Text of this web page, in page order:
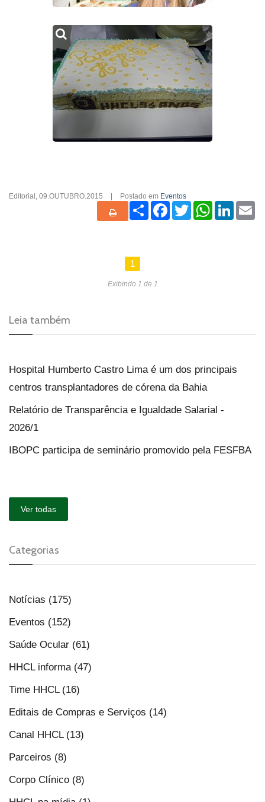
Editorial , 09.OUTUBRO.2015 Postado em Eventos
ShareFacebook
TwitterWhatsApp
1
Exibindo 1 de 1
Leia também
Hospital Humberto Castro Lima é um dos principais
centros transplantadores de córena da Bahia
Relatório de Transparência e Igualdade Salarial -
2026/1
IBOPC participa de seminário promovido pela FESFBA
Ver todas
Categorias
Notícias (175)
Eventos (152)
Saúde Ocular (61)
HHCL informa (47)
Time HHCL (16)
Editais de Compras e Serviços (14)
Canal HHCL (13)
Parceiros (8)
Corpo Clínico (8)